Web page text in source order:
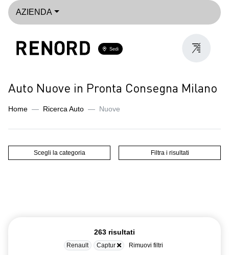
AZIENDA
Sedi
Auto Nuove in Pronta Consegna Milano
Home Ricerca Auto Nuove
Scegli la categoria Filtra i risultati
263 risultati
Renault Captur Rimuovi filtri